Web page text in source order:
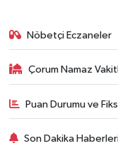
Nöbetçi Eczaneler
Çorum Namaz
Puan Durumu ve
Son Dakika